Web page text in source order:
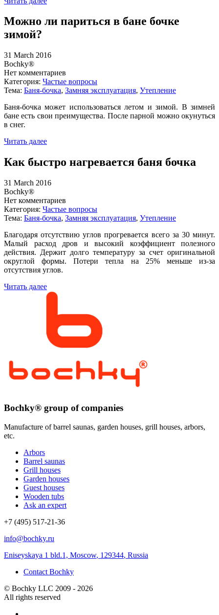
Можно ли париться в бане бочке
зимой?
31 March 2016
Bochky®
Нет комментариев
Категория: Частые вопросы
Тема: Баня-бочка, Замняя эксплуатация, Утепление
Баня-бочка может использоваться летом и зимой. В зимней
бане есть свои преимущества. После парной можно окунуться
в снег.
Читать далее
Как быстро нагревается баня бочка
31 March 2016
Bochky®
Нет комментариев
Категория: Частые вопросы
Тема: Баня-бочка, Замняя эксплуатация, Утепление
Благодаря отсутствию углов прогревается всего за 30 минут.
Малый расход дров и высокий коэффициент полезного
действия. Держит долго температуру за счет оригинальной
округлой формы. Потери тепла на 25% меньше из-за
отсутствия углов.
Читать далее
Bochky® group of companies
Manufacture of barrel saunas, garden houses, grill houses, arbors,
etc.
Arbors
Barrel saunas
Grill houses
Garden houses
Guest houses
Wooden tubs
Ask an expert
+7 (495) 517-21-36
info@bochky.ru
Eniseyskaya 1 bld.1, Moscow, 129344, Russia
Contact Bochky
© Bochky LLC 2009 - 2026
All rights reserved